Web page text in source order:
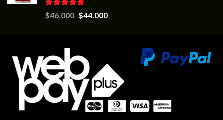
Valorado en
5.00
$46.000 $44.000